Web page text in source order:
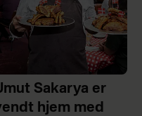
Sakarya er
hjem med